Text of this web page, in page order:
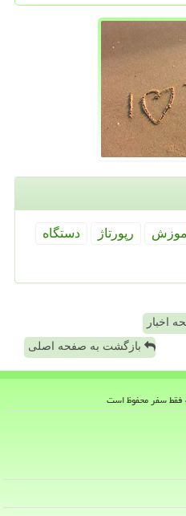
آموزش رپورتاژ
دستگاه
اخبار
بازگشت به صفحه اصلی